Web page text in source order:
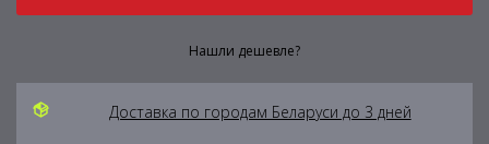
Нашли дешевле?
Доставка по городам Беларуси до 3 дней